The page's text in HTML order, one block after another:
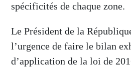
spécificités de chaque zone.
Le Président de la
l’urgence de faire le bilan
d’application de la loi de